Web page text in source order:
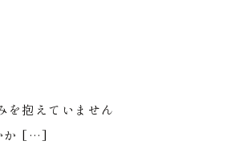
を抱えていません
か […]